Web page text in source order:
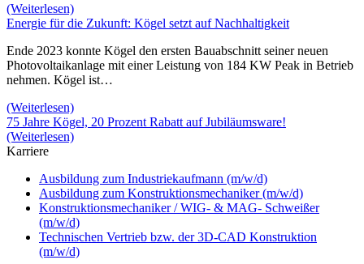
(Weiterlesen)
Energie für die Zukunft: Kögel setzt auf Nachhaltigkeit
Ende 2023 konnte Kögel den ersten Bauabschnitt seiner neuen
Photovoltaikanlage mit einer Leistung von 184 KW Peak in Betrieb
nehmen. Kögel ist…
(Weiterlesen)
75 Jahre Kögel, 20 Prozent Rabatt auf Jubiläumsware!
(Weiterlesen)
Karriere
Ausbildung zum Industriekaufmann (m/w/d)
Ausbildung zum Konstruktionsmechaniker (m/w/d)
Konstruktionsmechaniker / WIG- & MAG- Schweißer
(m/w/d)
Technischen Vertrieb bzw. der 3D-CAD Konstruktion
(m/w/d)